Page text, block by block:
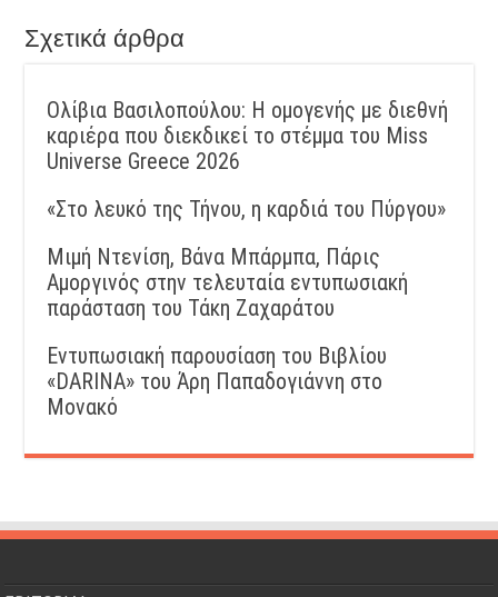
Σχετικά άρθρα
Ολίβια Βασιλοπούλου: Η ομογενής με διεθνή
καριέρα που διεκδικεί το στέμμα του Miss
Universe Greece 2026
«Στο λευκό της Τήνου, η καρδιά του Πύργου»
Μιμή Ντενίση, Βάνα Μπάρμπα, Πάρις
Αμοργινός στην τελευταία εντυπωσιακή
παράσταση του Τάκη Ζαχαράτου
Εντυπωσιακή παρουσίαση του Βιβλίου
«DARINA» του Άρη Παπαδογιάννη στο
Μονακό